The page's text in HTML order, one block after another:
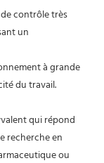
contrôle très
un
à grande
du travail.
qui répond
recherche en
ou